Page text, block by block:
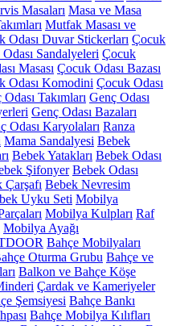
Masaları Masa ve Masa
Mutfak Masası ve
Odası Duvar Stickerları Çocuk
Sandalyeleri Çocuk
Masası Çocuk Odası Bazası
Odası Komodini Çocuk Odası
Takımları Genç Odası
Genç Odası Bazaları
Odası Karyolaları Ranza
Mama Sandalyesi Bebek
Bebek Yatakları Bebek Odası
Şifonyer Bebek Odası
Çarşafı Bebek Nevresim
Uyku Seti Mobilya
Mobilya Kulpları Raf
Mobilya Ayağı
Bahçe Mobilyaları
Oturma Grubu Bahçe ve
Balkon ve Bahçe Köşe
Çardak ve Kameriyeler
Şemsiyesi Bahçe Bankı
Bahçe Mobilya Kılıfları